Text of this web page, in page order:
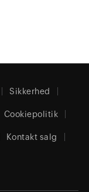
Sikkerhed
Cookiepolitik
Kontakt salg